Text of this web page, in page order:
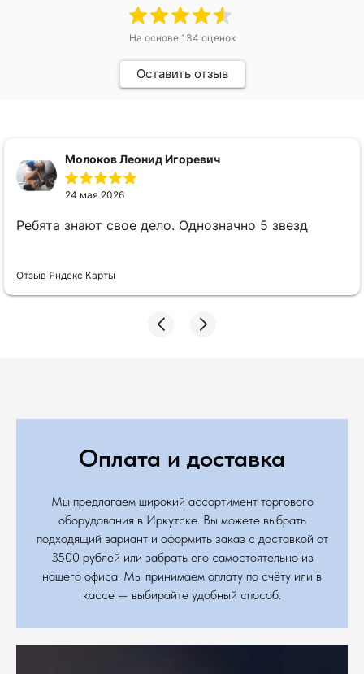
На основе 134 оценок
Оставить отзыв
Молоков Леонид Игоревич
24 мая 2026
Ребята знают свое дело. Однозначно 5 звезд
Отзыв Яндекс Карты
Оплата и доставка
Мы предлагаем широкий ассортимент торгового
оборудования в Иркутске. Вы можете выбрать
подходящий вариант и оформить заказ с доставкой от
3500 рублей или забрать его самостоятельно из
нашего офиса. Мы принимаем оплату по счёту или в
кассе — выбирайте удобный способ.